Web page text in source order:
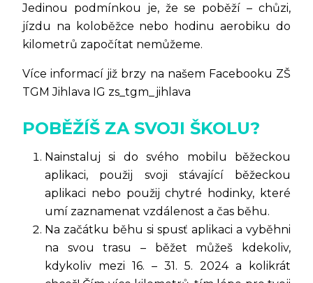
Jedinou podmínkou je, že se poběží – chůzi,
jízdu na koloběžce nebo hodinu aerobiku do
kilometrů započítat nemůžeme.
Více informací již brzy na našem Facebooku ZŠ
TGM Jihlava IG zs_tgm_jihlava
POBĚŽÍŠ ZA SVOJI ŠKOLU?
Nainstaluj si do svého mobilu běžeckou
aplikaci, použij svoji stávající běžeckou
aplikaci nebo použij chytré hodinky, které
umí zaznamenat vzdálenost a čas běhu.
Na začátku běhu si spusť aplikaci a vyběhni
na svou trasu – běžet můžeš kdekoliv,
kdykoliv mezi 16. – 31. 5. 2024 a kolikrát